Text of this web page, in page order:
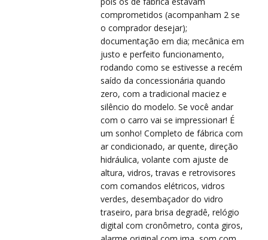
comprometidos (acompanham 2 se
o comprador desejar);
documentação em dia; mecânica em
justo e perfeito funcionamento,
rodando como se estivesse a recém
saído da concessionária quando
zero, com a tradicional maciez e
silêncio do modelo. Se você andar
com o carro vai se impressionar! É
um sonho! Completo de fábrica com
ar condicionado, ar quente, direção
hidráulica, volante com ajuste de
altura, vidros, travas e retrovisores
com comandos elétricos, vidros
verdes, desembaçador do vidro
traseiro, para brisa degradê, relógio
digital com cronômetro, conta giros,